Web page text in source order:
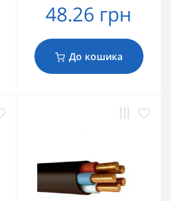
48.26 грн
До кошика